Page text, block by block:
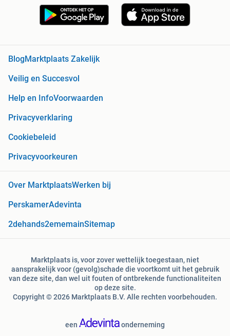
BlogMarktplaats Zakelijk
Veilig en Succesvol
Help en InfoVoorwaarden
Privacyverklaring
Cookiebeleid
Privacyvoorkeuren
Over MarktplaatsWerken bij
PerskamerAdevinta
2dehands2ememainSitemap
Marktplaats is, voor zover wettelijk toegestaan, niet
aansprakelijk voor (gevolg)schade die voortkomt uit het gebruik
van deze site, dan wel uit fouten of ontbrekende functionaliteiten
op deze site.
Copyright © 2026 Marktplaats B.V. Alle rechten voorbehouden.
een onderneming